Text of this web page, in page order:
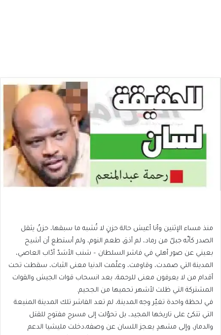
منذ مساء الإثنين وأنا أعيش حالة حزنٍ لا تُشبه ما سبقها، حزنٌ يثقل
الصدر كأنّه جبلٌ من رماد، لم أذق طعم النوم، ولم أستطع أن أشيح
بعيني عن صور أهلي في فاشر السلطان – شنب الأسَدّ أدّاب العاصي،
المدينة التي صمدت، وقاومت، وعلّمت الدنيا معنى الثبات، سقطت تحت
أقدام من لا يعرفون معنى للرحمة، بعد انسحاب قوات الجيش والقوات
المشتركة التي ظلت لأشهر تحميها من الجحيم.
في لحظة واحدة تغيّر وجه المدينة، لم تعد الفاشر تلك المدينة المنيعة
التي تتكئ على تاريخها المجيد، بل تحوّلت إلى مسرح مفتوح للقتل
والدمار، وإلى مشهدٍ يعجز اللسان عن وصفه،دخلت مليشيا الدعم